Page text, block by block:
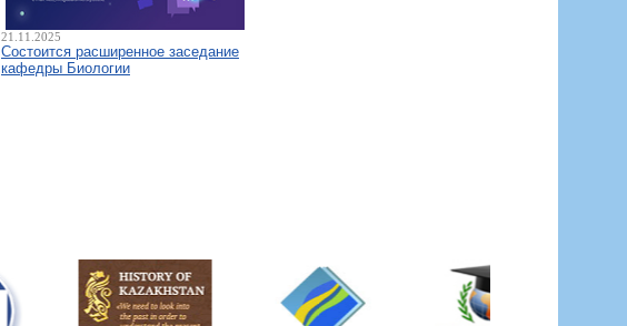
21.11.2025
Состоится расширенное заседание
кафедры Биологии